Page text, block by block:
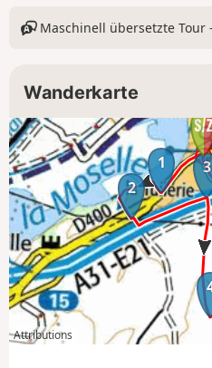
Maschinell übersetzte Tour -
Wanderkarte
1
2
3
Attributions